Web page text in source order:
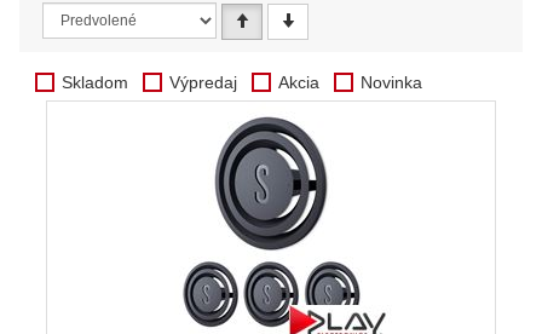
Skladom Výpredaj Akcia Novinka